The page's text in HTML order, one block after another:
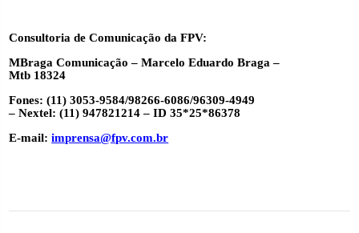
Consultoria de Comunicação da FPV:
MBraga Comunicação – Marcelo Eduardo Braga –
Mtb 18324
Fones: (11) 3053-9584/98266-6086/96309-4949
– Nextel: (11) 947821214 – ID 35*25*86378
E-mail:imprensa@fpv.com.br